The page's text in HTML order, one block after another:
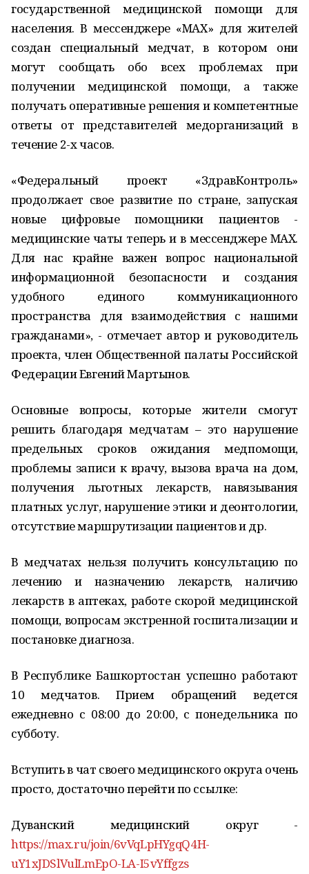
государственной медицинской помощи для
населения. В мессенджере «MAX» для жителей
создан специальный медчат, в котором они
могут сообщать обо всех проблемах при
получении медицинской помощи, а также
получать оперативные решения и компетентные
ответы от представителей медорганизаций в
течение 2-х часов.
«Федеральный проект «ЗдравКонтроль»
продолжает свое развитие по стране, запуская
новые цифровые помощники пациентов -
медицинские чаты теперь и в мессенджере MAX.
Для нас крайне важен вопрос национальной
информационной безопасности и создания
удобного единого коммуникационного
пространства для взаимодействия с нашими
гражданами», - отмечает автор и руководитель
проекта, член Общественной палаты Российской
Федерации Евгений Мартынов.
Основные вопросы, которые жители смогут
решить благодаря медчатам – это нарушение
предельных сроков ожидания медпомощи,
проблемы записи к врачу, вызова врача на дом,
получения льготных лекарств, навязывания
платных услуг, нарушение этики и деонтологии,
отсутствие маршрутизации пациентов и др.
В медчатах нельзя получить консультацию по
лечению и назначению лекарств, наличию
лекарств в аптеках, работе скорой медицинской
помощи, вопросам экстренной госпитализации и
постановке диагноза.
В Республике Башкортостан успешно работают
10 медчатов. Прием обращений ведется
ежедневно с 08:00 до 20:00, с понедельника по
субботу.
Вступить в чат своего медицинского округа очень
просто, достаточно перейти по ссылке:
Дуванский медицинский округ -
https://max.ru/join/6vVqLpHYgqQ4H-
uY1xJDSlVulLmEpO-LA-I5vYffgzs